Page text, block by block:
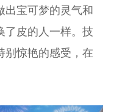
出宝可梦的灵气和
了皮的人一样。技
别惊艳的感受，在